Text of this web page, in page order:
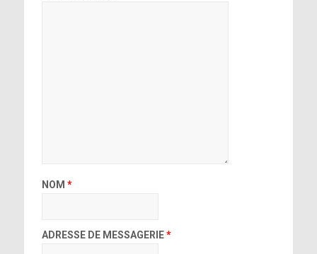
NOM *
ADRESSE DE MESSAGERIE*